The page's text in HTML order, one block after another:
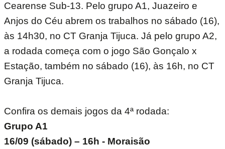
Cearense Sub-13. Pelo grupo A1, Juazeiro e
Anjos do Céu abrem os trabalhos no sábado (16),
às 14h30, no CT Granja Tijuca. Já pelo grupo A2,
a rodada começa com o jogo São Gonçalo x
Estação, também no sábado (16), às 16h, no CT
Granja Tijuca.
Confira os demais jogos da 4ª rodada:
Grupo A1
16/09 (sábado) – 16h - Moraisão